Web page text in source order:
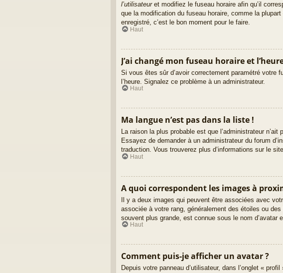
l’utilisateuret modifiez le fuseau horaire afin qu’il
que la modification du fuseau horaire, comme la
enregistré, c’est le bon moment pour le faire.
Haut
J’ai changé mon fuseau horaire et
Si vous êtes sûr d’avoir correctement paramétré votre
l’heure. Signalez ce problème à un administrateur.
Haut
Ma langue n’est pas dans la liste !
La raison la plus probable est que l’administrateur
Essayez de demander à un administrateur du forum
traduction. Vous trouverez plus d’informations sur le
Haut
A quoi correspondent les images à
Il y a deux images qui peuvent être associées avec
associée à votre rang, généralement des étoiles ou
souvent plus grande, est connue sous le nom d’avatar
Haut
Comment puis-je afficher un avatar ?
Depuis votre panneau d’utilisateur, dans l’onglet «